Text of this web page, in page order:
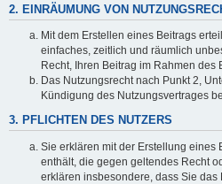
2. EINRÄUMUNG VON
Mit dem Erstellen eines Beitrags
einfaches, zeitlich und räumlich
Recht, Ihren Beitrag im Rahmen des
Das Nutzungsrecht nach Punkt 2,
Kündigung des Nutzungsvertrages
3. PFLICHTEN DES NUTZERS
Sie erklären mit der Erstellung eines
enthält, die gegen geltendes Recht
erklären insbesondere, dass Sie das